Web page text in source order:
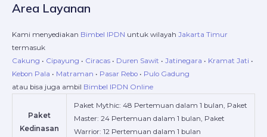
Area Layanan
Kami menyediakan Bimbel IPDN untuk wilayah Jakarta Timur
termasuk
Cakung • Cipayung • Ciracas • Duren Sawit • Jatinegara • Kramat Jati •
Kebon Pala • Matraman • Pasar Rebo • Pulo Gadung
atau bisa juga ambil Bimbel IPDN Online
Paket
Kedinasan
Paket Mythic: 48 Pertemuan dalam 1 bulan, Paket
Master: 24 Pertemuan dalam 1 bulan, Paket
Warrior: 12 Pertemuan dalam 1 bulan